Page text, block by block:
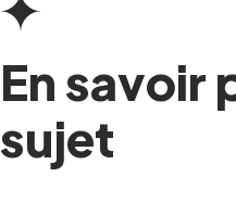
En savoir
sujet